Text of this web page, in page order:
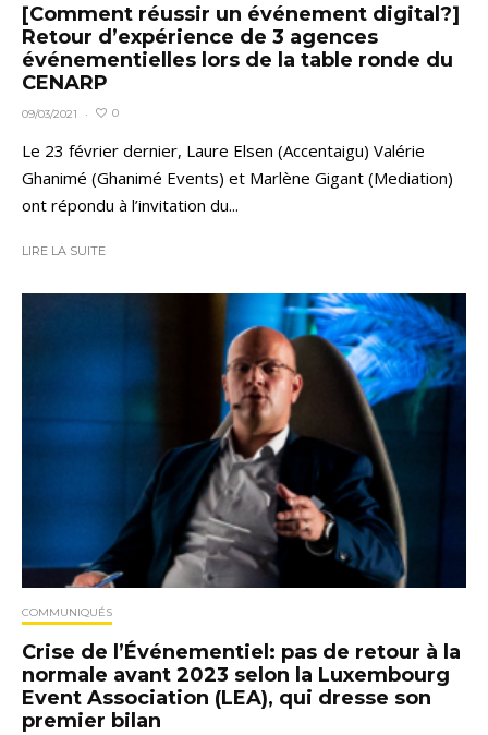
[Comment réussir un événement digital?]
Retour d’expérience de 3 agences
événementielles lors de la table ronde du
CENARP
09/03/2021 · 0
Le 23 février dernier, Laure Elsen (Accentaigu) Valérie
Ghanimé (Ghanimé Events) et Marlène Gigant (Mediation)
ont répondu à l’invitation du...
LIRE LA SUITE
COMMUNIQUÉS
Crise de l’Événementiel: pas de retour à la
normale avant 2023 selon la Luxembourg
Event Association (LEA), qui dresse son
premier bilan